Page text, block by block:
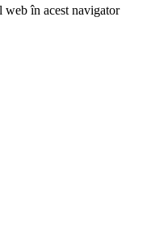
web în acest navigator